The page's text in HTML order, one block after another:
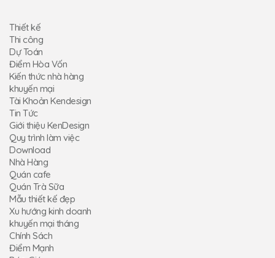
Thiết kế
Thi công
Dự Toán
Điểm Hòa Vốn
Kiến thức nhà hàng
khuyến mại
Tài Khoản Kendesign
Tin Tức
Giới thiệu KenDesign
Quy trình làm việc
Download
Nhà Hàng
Quán cafe
Quán Trà Sữa
Mẫu thiết kế đẹp
Xu hướng kinh doanh
khuyến mại tháng
Chính Sách
Điểm Mạnh